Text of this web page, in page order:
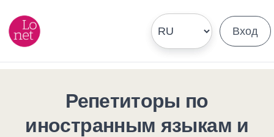
Вход
Репетиторы по
иностранным языкам и